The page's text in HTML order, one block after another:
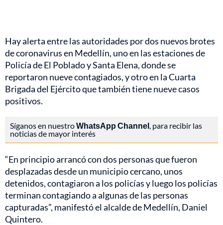
Hay alerta entre las autoridades por dos nuevos brotes
de coronavirus en Medellín, uno en las estaciones de
Policía de El Poblado y Santa Elena, donde se
reportaron nueve contagiados, y otro en la Cuarta
Brigada del Ejército que también tiene nueve casos
positivos.
Síganos en nuestroWhatsApp Channel , para recibir las
noticias de mayor interés
“En principio arrancó con dos personas que fueron
desplazadas desde un municipio cercano, unos
detenidos, contagiaron a los policías y luego los policías
terminan contagiando a algunas de las personas
capturadas”, manifestó el alcalde de Medellín, Daniel
Quintero.